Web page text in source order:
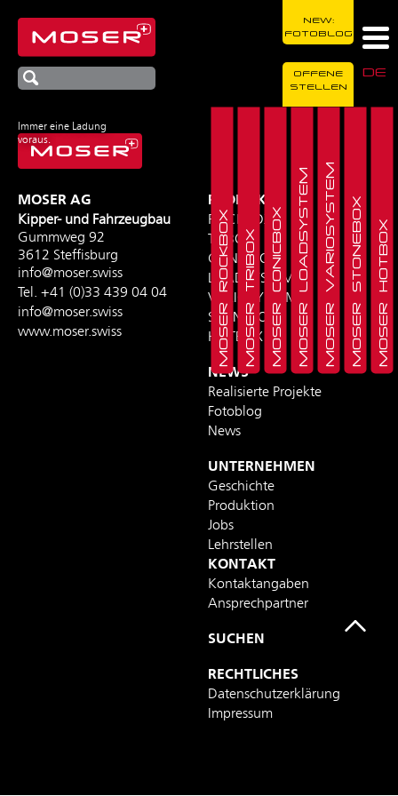
Immer eine Ladung
voraus.
DE
NEW:
FOTOBLOG
OFFENE
STELLEN
MOSER ROCKBOXMOSER TRIBOXMOSER CONICBOXMOSER LOADSYSTEMMOSER VARIOSYSTEMMOSER STONEBOXMOSER HOTBOX
MOSER AG
Kipper- und Fahrzeugbau
Gummweg 92
3612 Steffisburg
info@moser.swiss
Tel. +41 (0)33 439 04 04
info@moser.swiss
www.moser.swiss
PRODUKTE
ROCKBOX
TRIBOX
CONICBOX
LOADSYSTEM
VARIOSYSTEM
STONEBOX
HOTBOX
NEWS
Realisierte Projekte
Fotoblog
News
UNTERNEHMEN
Geschichte
Produktion
Jobs
Lehrstellen
KONTAKT
Kontaktangaben
Ansprechpartner
SUCHEN
RECHTLICHES
Datenschutzerklärung
Impressum